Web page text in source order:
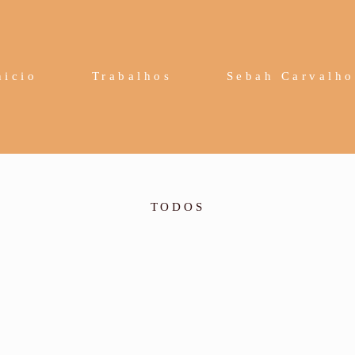
Trabalhos Sebah Carvalho
TODOS